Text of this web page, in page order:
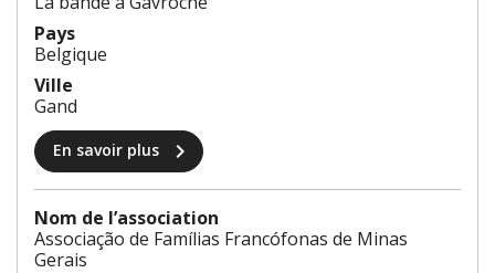
Pays
Belgique
Ville
Gand
En savoir plus chevron_right
Nom de l’association
Associação de Famílias Francófonas de Minas
Gerais